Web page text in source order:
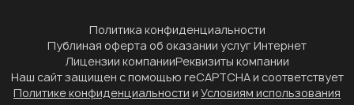
Политика конфиденциальности
Публиная оферта об оказании услуг Интернет
Лицензии компанииРеквизиты компании
Наш сайт защищен с помощью reCAPTCHA и соответствует
Политике конфиденциальности и Условиям использования